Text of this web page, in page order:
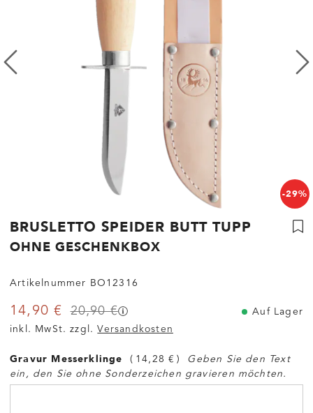
-29%
BRUSLETTO SPEIDER BUTT TUPP
OHNE GESCHENKBOX
Artikelnummer BO12316
14,90 € 20,90 €
inkl. MwSt. zzgl. Versandkosten
Auf Lager
Gravur Messerklinge 14,28 €
Geben Sie den Text
ein, den Sie ohne Sonderzeichen gravieren möchten.